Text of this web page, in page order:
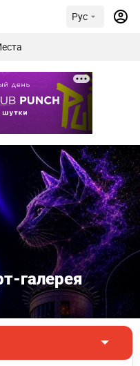
Рус
галерея